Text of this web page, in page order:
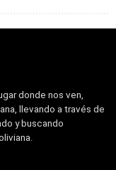
donde nos ven,
llevando a través de
y buscando